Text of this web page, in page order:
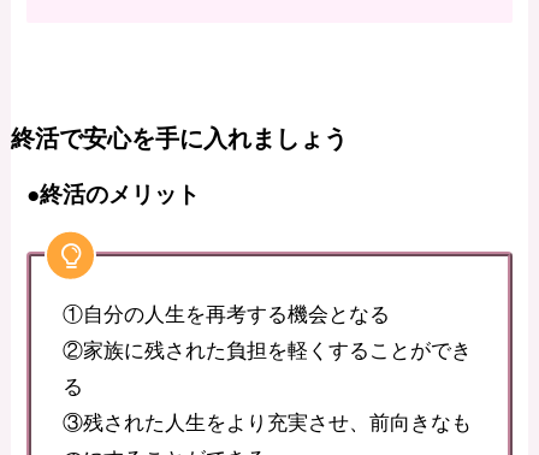
終活で安心を手に入れましょう
●終活のメリット
①自分の人生を再考する機会となる
②家族に残された負担を軽くすることができ
る
③残された人生をより充実させ、前向きなも